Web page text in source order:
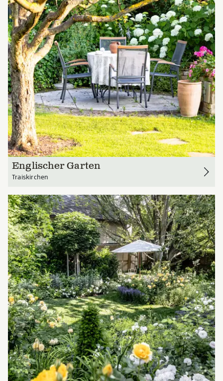
Englischer Garten
Traiskirchen